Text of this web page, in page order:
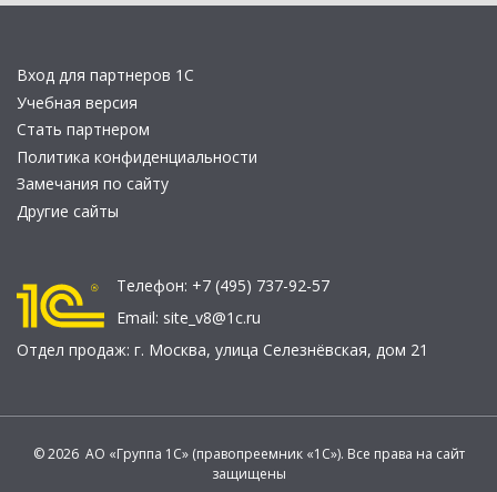
Вход для партнеров 1С
Учебная версия
Стать партнером
Политика конфиденциальности
Замечания по сайту
Другие сайты
Телефон: +7 (495) 737-92-57
Email: site_v8@1c.ru
Отдел продаж: г. Москва, улица Селезнёвская, дом 21
© 2026 АО «Группа 1С» (правопреемник «1С»). Все права на сайт
защищены